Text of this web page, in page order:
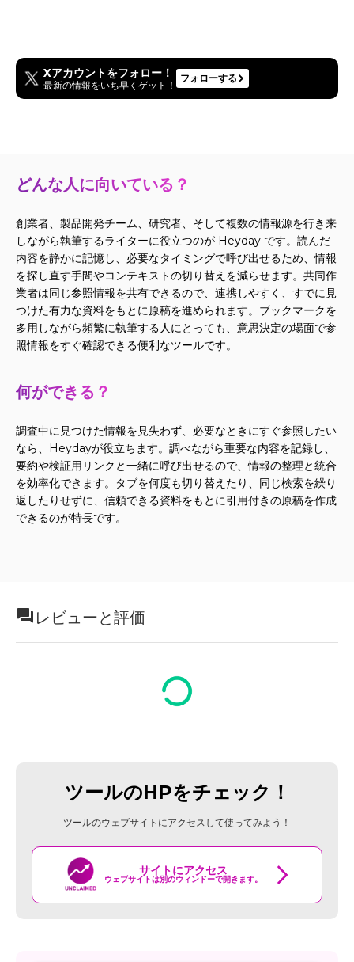
Xアカウントをフォロー！
最新の情報をいち早くゲット！
フォローする
どんな人に向いている？
創業者、製品開発チーム、研究者、そして複数の情報源を行き来
しながら執筆するライターに役立つのが Heyday です。読んだ
内容を静かに記憶し、必要なタイミングで呼び出せるため、情報
を探し直す手間やコンテキストの切り替えを減らせます。共同作
業者は同じ参照情報を共有できるので、連携しやすく、すでに見
つけた有力な資料をもとに原稿を進められます。ブックマークを
多用しながら頻繁に執筆する人にとっても、意思決定の場面で参
照情報をすぐ確認できる便利なツールです。
何ができる？
調査中に見つけた情報を見失わず、必要なときにすぐ参照したい
なら、Heydayが役立ちます。調べながら重要な内容を記録し、
要約や検証用リンクと一緒に呼び出せるので、情報の整理と統合
を効率化できます。タブを何度も切り替えたり、同じ検索を繰り
返したりせずに、信頼できる資料をもとに引用付きの原稿を作成
できるのが特長です。
レビューと評価
ツールのHPをチェック！
ツールのウェブサイトにアクセスして使ってみよう！
サイトにアクセス
ウェブサイトは別のウィンドーで開きます。